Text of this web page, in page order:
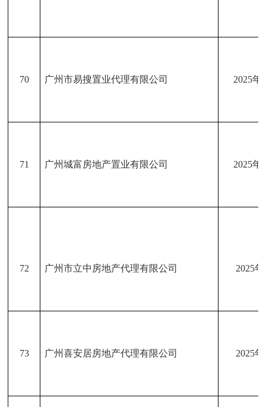
70 广州市易搜置业代理有限公司 2025年
71 广州城富房地产置业有限公司 2025年
72 广州市立中房地产代理有限公司 2025
73 广州喜安居房地产代理有限公司 2025